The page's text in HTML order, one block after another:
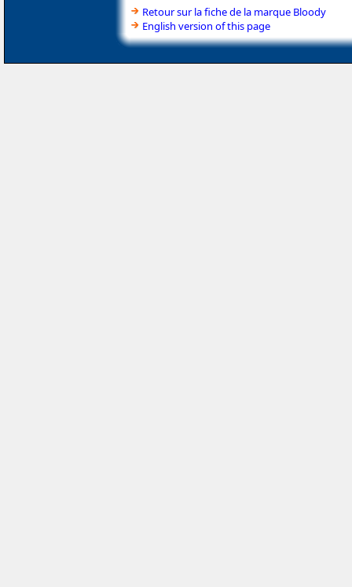
Retour sur la fiche de la marque Bloody
English version of this page